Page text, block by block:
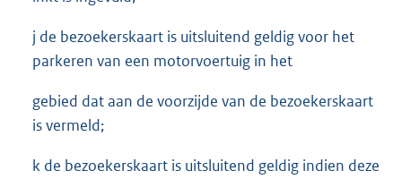
j de bezoekerskaart is uitsluitend geldig voor het
parkeren van een motorvoertuig in het
gebied dat aan de voorzijde van de bezoekerskaart
is vermeld;
k de bezoekerskaart is uitsluitend geldig indien deze